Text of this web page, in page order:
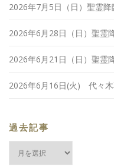
2026年7月5日（日）聖霊
2026年6月28日（日）聖霊
2026年6月21日（日）聖霊
2026年6月16日(火) 代々
過去記事